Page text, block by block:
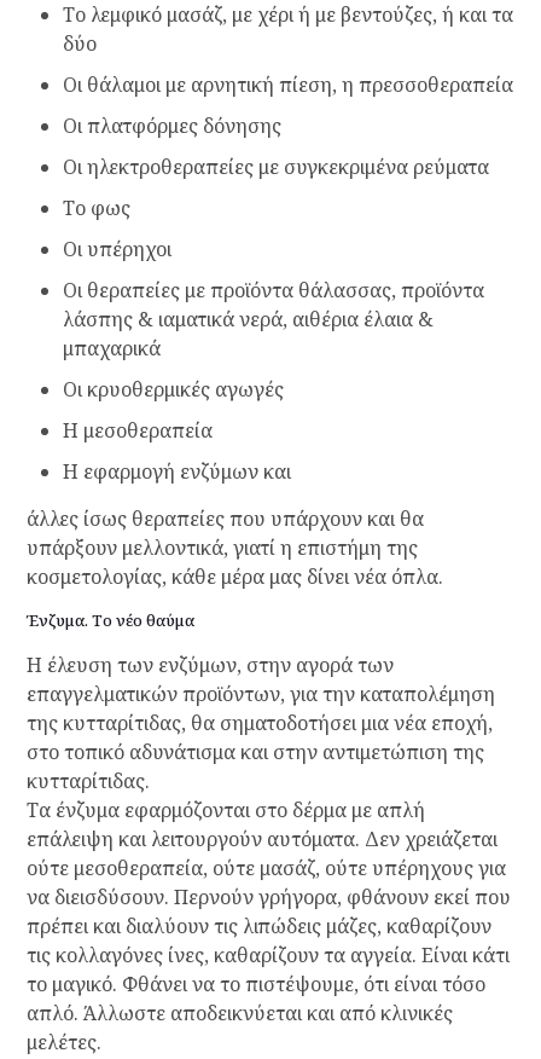
Το λεμφικό μασάζ, με χέρι ή με βεντούζες, ή και τα
δύο
Οι θάλαμοι με αρνητική πίεση, η πρεσσοθεραπεία
Οι πλατφόρμες δόνησης
Οι ηλεκτροθεραπείες με συγκεκριμένα ρεύματα
Το φως
Οι υπέρηχοι
Οι θεραπείες με προϊόντα θάλασσας, προϊόντα
λάσπης & ιαματικά νερά, αιθέρια έλαια &
μπαχαρικά
Οι κρυοθερμικές αγωγές
Η μεσοθεραπεία
Η εφαρμογή ενζύμων και
άλλες ίσως θεραπείες που υπάρχουν και θα
υπάρξουν μελλοντικά, γιατί η επιστήμη της
κοσμετολογίας, κάθε μέρα μας δίνει νέα όπλα.
Ένζυμα. Το νέο θαύμα
Η έλευση των ενζύμων, στην αγορά των
επαγγελματικών προϊόντων, για την καταπολέμηση
της κυτταρίτιδας, θα σηματοδοτήσει μια νέα εποχή,
στο τοπικό αδυνάτισμα και στην αντιμετώπιση της
κυτταρίτιδας.
Τα ένζυμα εφαρμόζονται στο δέρμα με απλή
επάλειψη και λειτουργούν αυτόματα. Δεν χρειάζεται
ούτε μεσοθεραπεία, ούτε μασάζ, ούτε υπέρηχους για
να διεισδύσουν. Περνούν γρήγορα, φθάνουν εκεί που
πρέπει και διαλύουν τις λιπώδεις μάζες, καθαρίζουν
τις κολλαγόνες ίνες, καθαρίζουν τα αγγεία. Είναι κάτι
το μαγικό. Φθάνει να το πιστέψουμε, ότι είναι τόσο
απλό. Άλλωστε αποδεικνύεται και από κλινικές
μελέτες.